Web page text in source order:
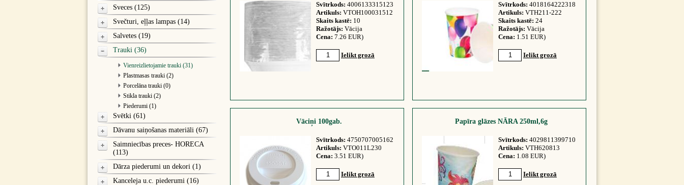
Sveces (125)
Svečturi, eļļas lampas (14)
Salvetes (19)
Trauki (36)
Vienreizlietojamie trauki (31)
Plastmasas trauki (2)
Porcelāna trauki (0)
Stikla trauki (2)
Piederumi (1)
Svētki (61)
Dāvanu saiņošanas materiāli (67)
Saimniecības preces- HORECA
(113)
Dārza piederumi un dekori (1)
Kanceleja u.c. piederumi (16)
Svītrkods: 4006133315123
Artikuls: VTOH100031512
Skaits kastē: 10
Ražotājs: Vācija
Cena: 7.26 EUR)
Ielikt grozā
Svītrkods: 4018164222318
Artikuls: VTH211-222
Skaits kastē: 24
Ražotājs: Vācija
Cena: 1.51 EUR)
Ielikt grozā
Vāciņi 100gab.
Svītrkods: 4750707005162
Artikuls: VTO011L230
Cena: 3.51 EUR)
Ielikt grozā
Papīra glāzes NĀRA 250ml,6g
Svītrkods: 4029811399710
Artikuls: VTH620813
Cena: 1.08 EUR)
Ielikt grozā